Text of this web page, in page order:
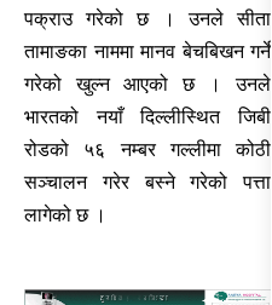
पक्राउ गरेको छ । उनले सीता
तामाङका नाममा मानव बेचबिखन गर्ने
गरेको खुल्न आएको छ । उनले
भारतको नयाँ दिल्लीस्थित जिबी
रोडको ५६ नम्बर गल्लीमा कोठी
सञ्चालन गरेर बस्ने गरेको पत्ता
लागेको छ ।